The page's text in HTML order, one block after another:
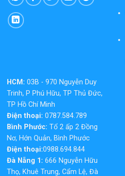
HCM: 03B - 970 Nguyễn Duy
Trinh, P Phú Hữu, TP Thủ Đức,
TP Hồ Chí Minh
Điện thoại: 0787.584.789
Bình Phước: Tổ 2 ấp 2 Đồng
Nơ, Hớn Quản, Bình Phước
Điện thoại:0988.694.844
Đà Nẵng 1: 666 Nguyễn Hữu
Thọ, Khuê Trung, Cẩm Lệ, Đà